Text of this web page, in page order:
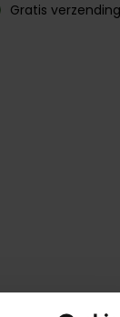
Gratis